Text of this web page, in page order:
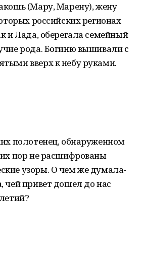
(Мару, Марену), жену
российских регионах
и Лада, оберегала семейный
рода. Богиню вышивали с
вверх к небу руками.
полотенец, обнаруженном
пор не расшифрованы
узоры. О чем же думала-
чей привет дошел до нас